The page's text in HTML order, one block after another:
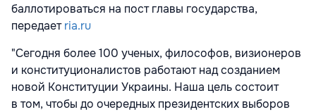
баллотироваться на пост главы государства,
передаетria.ru
"Сегодня более 100 ученых, философов, визионеров
и конституционалистов работают над созданием
новой Конституции Украины. Наша цель состоит
в том, чтобы до очередных президентских выборов